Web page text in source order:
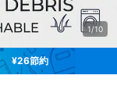
1/10
¥26節約